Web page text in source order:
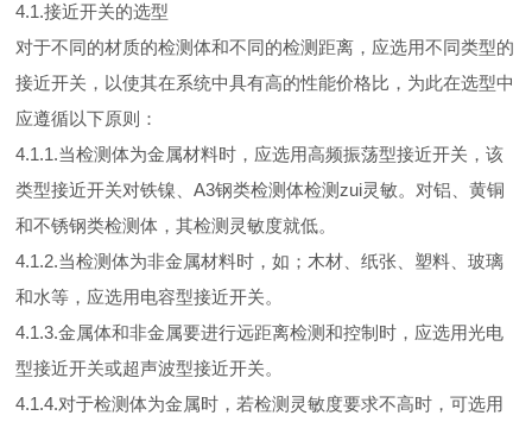
4.1.接近开关的选型
对于不同的材质的检测体和不同的检测距离，应选用不同类型的
接近开关，以使其在系统中具有高的性能价格比，为此在选型中
应遵循以下原则：
4.1.1.当检测体为金属材料时，应选用高频振荡型接近开关，该
类型接近开关对铁镍、A3钢类检测体检测zui灵敏。对铝、黄铜
和不锈钢类检测体，其检测灵敏度就低。
4.1.2.当检测体为非金属材料时，如；木材、纸张、塑料、玻璃
和水等，应选用电容型接近开关。
4.1.3.金属体和非金属要进行远距离检测和控制时，应选用光电
型接近开关或超声波型接近开关。
4.1.4.对于检测体为金属时，若检测灵敏度要求不高时，可选用